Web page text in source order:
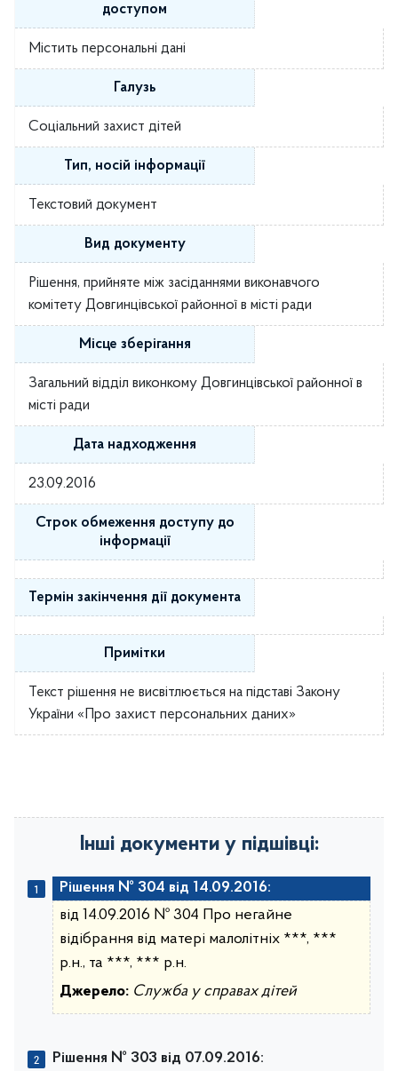
доступом
Містить персональні дані
Галузь
Соціальний захист дітей
Тип, носій інформації
Текстовий документ
Вид документу
Рішення, прийняте між засіданнями виконавчого
комітету Довгинцівської районної в місті ради
Місце зберігання
Загальний відділ виконкому Довгинцівської районної в
місті ради
Дата надходження
23.09.2016
Строк обмеження доступу до
інформації
Термін закінчення дії документа
Примітки
Текст рішення не висвітлюється на підставі Закону
України «Про захист персональних даних»
Інші документи у підшівці:
Рішення № 304 від 14.09.2016:
від 14.09.2016 № 304 Про негайне
відібрання від матері малолітніх ***, ***
р.н., та ***, *** р.н.
Джерело: Служба у справах дітей
Рішення № 303 від 07.09.2016: